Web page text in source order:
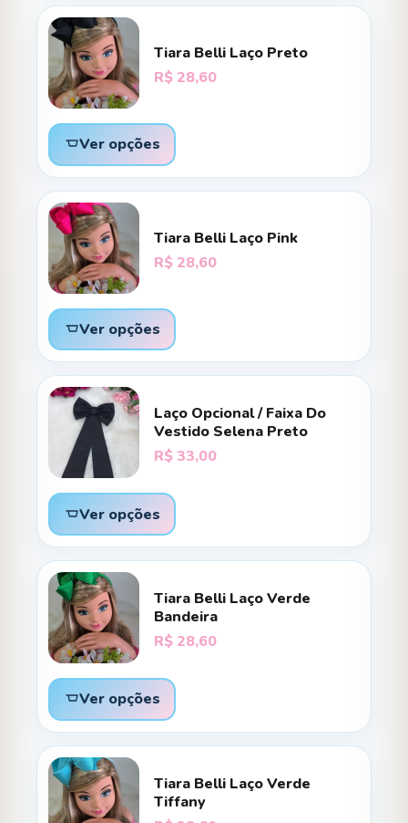
Tiara Belli Laço Preto
R$ 28,60
Ver opções
Tiara Belli Laço Pink
R$ 28,60
Ver opções
Laço Opcional / Faixa Do
Vestido Selena Preto
R$ 33,00
Ver opções
Tiara Belli Laço Verde
Bandeira
R$ 28,60
Ver opções
Tiara Belli Laço Verde
Tiffany